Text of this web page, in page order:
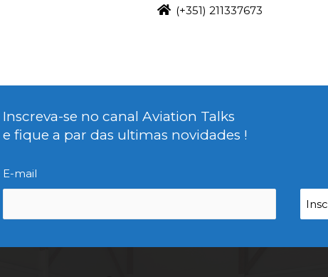
(+351) 211337673
Inscreva-se no canal Aviation Talks
e fique a par das ultimas novidades !
E-mail